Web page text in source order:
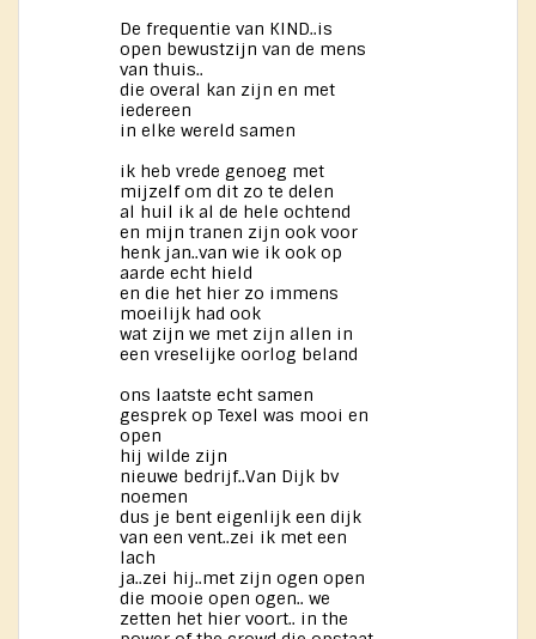
De frequentie van KIND..is
open bewustzijn van de mens
van thuis..
die overal kan zijn en met
iedereen
in elke wereld samen
ik heb vrede genoeg met
mijzelf om dit zo te delen
al huil ik al de hele ochtend
en mijn tranen zijn ook voor
henk jan..van wie ik ook op
aarde echt hield
en die het hier zo immens
moeilijk had ook
wat zijn we met zijn allen in
een vreselijke oorlog beland
ons laatste echt samen
gesprek op Texel was mooi en
open
hij wilde zijn
nieuwe bedrijf..Van Dijk bv
noemen
dus je bent eigenlijk een dijk
van een vent..zei ik met een
lach
ja..zei hij..met zijn ogen open
die mooie open ogen.. we
zetten het hier voort.. in the